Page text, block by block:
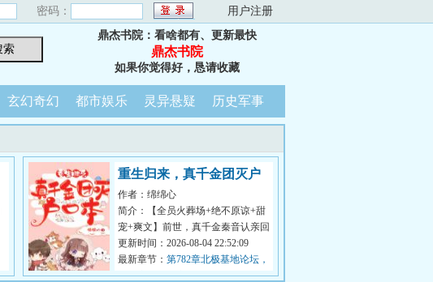
密码： 用户注册
鼎杰书院：看啥都有、更新最快
鼎杰书院
如果你觉得好，恳请收藏
玄幻奇幻 都市娱乐 灵异悬疑 历史军事
重生归来，真千金团灭户
口本
作者：绵绵心
简介：【全员火葬场+绝不原谅+甜
宠+爽文】前世，真千金秦音认亲回
家后拼命讨好付出，渴求亲情，临
死前全...
更新时间：2026-08-04 22:52:09
最新章节： 第782章北极基地论坛，
崔游安有个人密码